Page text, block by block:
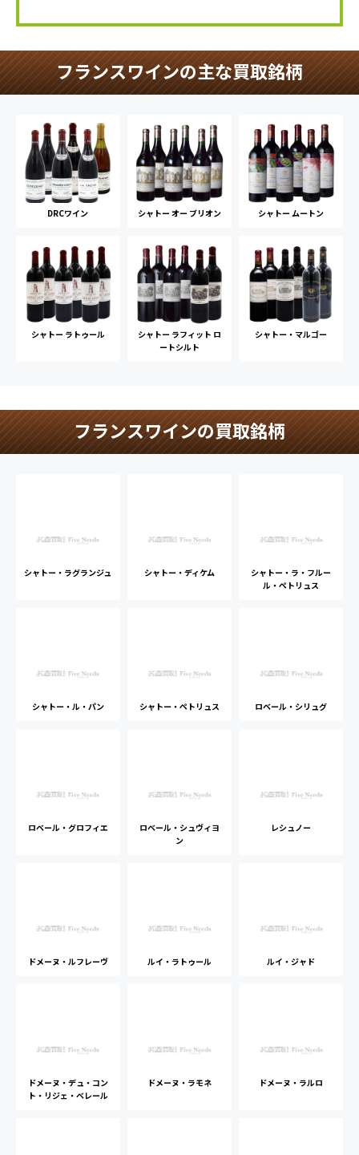
フランスワインの主な買取銘柄
DRCワイン シャトー オー ブリオン シャトー ムートン
シャトー ラトゥール
シャトー ラフィット ロ
ートシルト
シャトー・マルゴー
フランスワインの買取銘柄
シャトー・ラグランジュ シャトー・ディケム
シャトー・ラ・フルー
ル・ペトリュス
シャトー・ル・パン シャトー・ペトリュス ロベール・シリュグ
ロベール・グロフィエ
ロベール・シュヴィヨ
ン
レシュノー
ドメーヌ・ルフレーヴ ルイ・ラトゥール ルイ・ジャド
ドメーヌ・デュ・コン
ト・リジェ・ベレール
ドメーヌ・ラモネ ドメーヌ・ラルロ